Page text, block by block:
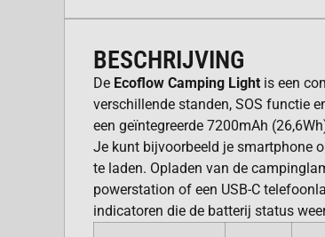
BESCHRIJVING
De Ecoflow Camping Light is een
verschillende standen, SOS functie
een geïntegreerde 7200mAh
Je kunt bijvoorbeeld je smartphone
te laden. Opladen van de
powerstation of een USB-C
indicatoren die de batterij status